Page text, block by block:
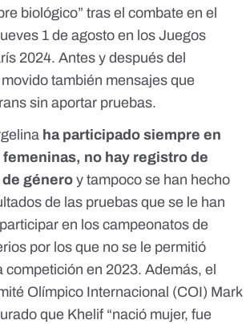
biológico” tras el combate en el
1 de agosto en los Juegos
2024. Antes y después del
también mensajes que
sin aportar pruebas.
ha participado siempre en
no hay registro de
género y tampoco se han hecho
de las pruebas que se le han
en los campeonatos de
por los que no se le permitió
competición en 2023. Además, el
Olímpico Internacional (COI) Mark
que Khelif “nació mujer, fue